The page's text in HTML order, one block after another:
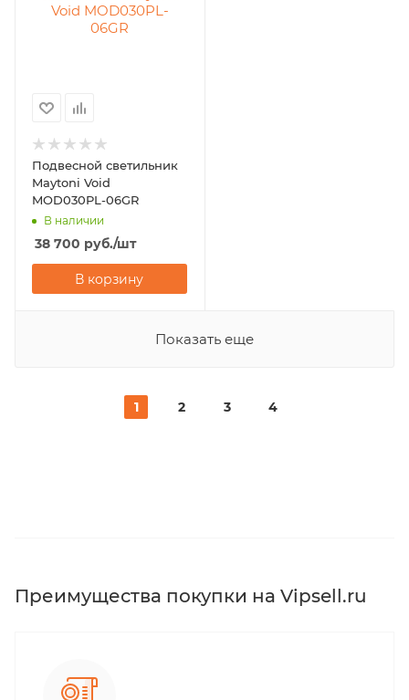
Подвесной светильник
Maytoni Void
MOD030PL-06GR
В наличии
38 700 руб./шт
В корзину
Показать еще
1 2 3 4
Преимущества покупки на Vipsell.ru